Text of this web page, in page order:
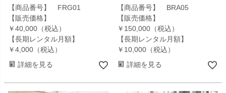
【商品番号】 FRG01
【販売価格】
￥40,000（税込）
【長期レンタル月額】
￥4,000（税込）
詳細を見る
【商品番号】 BRA05
【販売価格】
￥150,000（税込）
【長期レンタル月額】
￥10,000（税込）
詳細を見る